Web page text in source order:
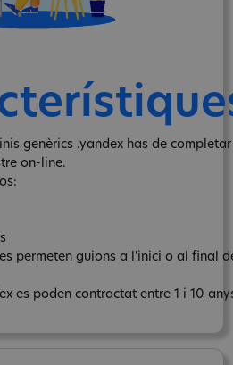
genèrics .yandex has de
on-line.
permeten guions a l'inici o al final
es poden contractat entre 1 i 10